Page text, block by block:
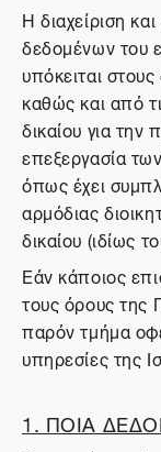
Η διαχείριση
δεδομένων του
υπόκειται
καθώς και από
δικαίου για
επεξεργασία
όπως έχει
αρμόδιας
δικαίου (ιδίως
Εάν κάποιος
τους όρους της
παρόν τμήμα
υπηρεσίες της
1. ΠΟΙΑ